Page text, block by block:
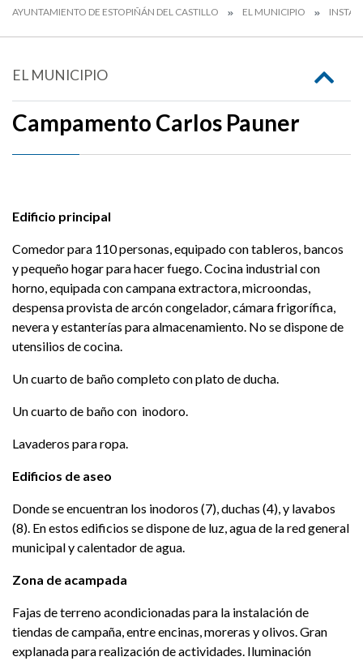
AYUNTAMIENTO DE ESTOPIÑÁN DEL CASTILLO EL MUNICIPIO
EL MUNICIPIO
Campamento Carlos Pauner
Edificio principal
Comedor para 110 personas, equipado con tableros, bancos
y pequeño hogar para hacer fuego. Cocina industrial con
horno, equipada con campana extractora, microondas,
despensa provista de arcón congelador, cámara frigorífica,
nevera y estanterías para almacenamiento. No se dispone de
utensilios de cocina.
Un cuarto de baño completo con plato de ducha.
Un cuarto de baño con inodoro.
Lavaderos para ropa.
Edificios de aseo
Donde se encuentran los inodoros (7), duchas (4), y lavabos
(8). En estos edificios se dispone de luz, agua de la red general
municipal y calentador de agua.
Zona de acampada
Fajas de terreno acondicionadas para la instalación de
tiendas de campaña, entre encinas, moreras y olivos. Gran
explanada para realización de actividades. Iluminación